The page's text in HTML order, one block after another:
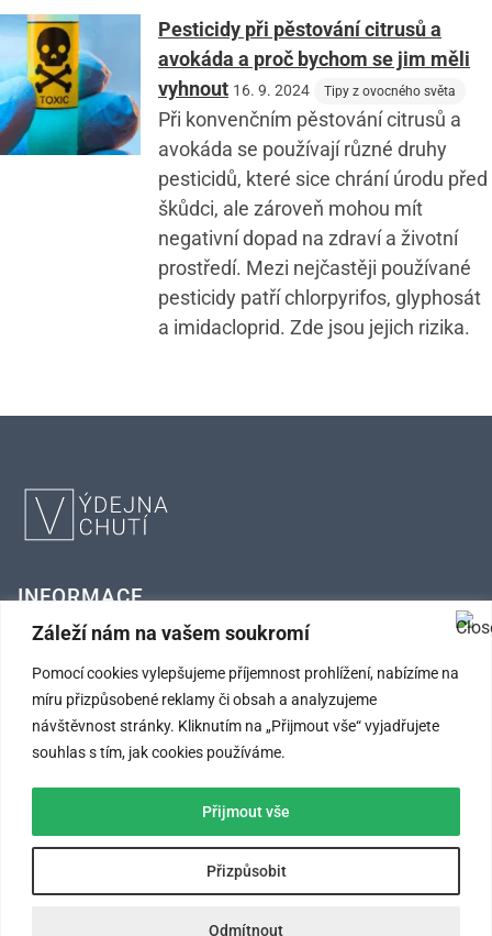
Záleží nám na vašem soukromí
Pomocí cookies vylepšujeme příjemnost prohlížení, nabízíme na
míru přizpůsobené reklamy či obsah a analyzujeme
návštěvnost stránky. Kliknutím na „Přijmout vše“ vyjadřujete
souhlas s tím, jak cookies používáme.
Přizpůsobit
Odmítnout
Přijmout vše
Pesticidy při pěstování citrusů a
avokáda a proč bychom se jim měli
vyhnout 16. 9. 2024 Tipy z ovocného světa
Při konvenčním pěstování citrusů a
avokáda se používají různé druhy
pesticidů, které sice chrání úrodu před
škůdci, ale zároveň mohou mít
negativní dopad na zdraví a životní
prostředí. Mezi nejčastěji používané
pesticidy patří chlorpyrifos, glyphosát
a imidacloprid. Zde jsou jejich rizika.
INFORMACE
Kontaktní údaje
Obchodní podmínky
Ochrana osobních údajů
SLEDUJTE NÁS